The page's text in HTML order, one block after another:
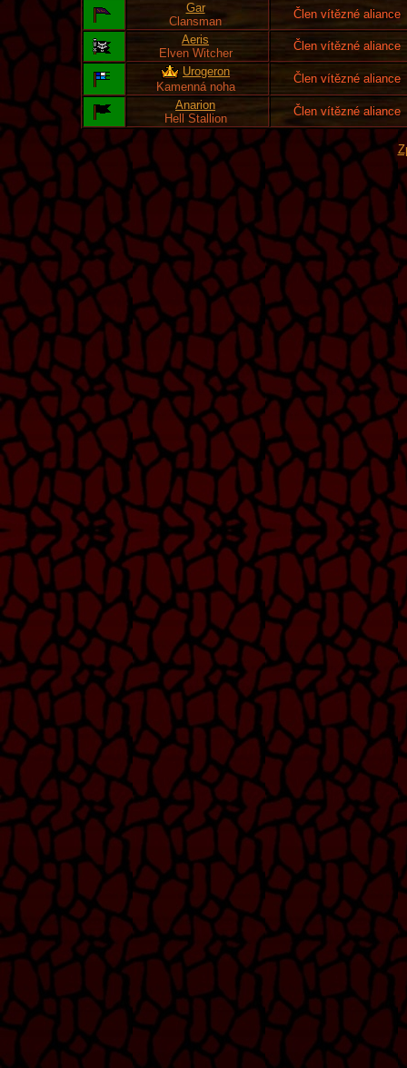
Gar
Clansman
Člen vítězné aliance
Aeris
Elven Witcher
Člen vítězné aliance
Urogeron
Kamenná noha
Člen vítězné aliance
Anarion
Hell Stallion
Člen vítězné aliance